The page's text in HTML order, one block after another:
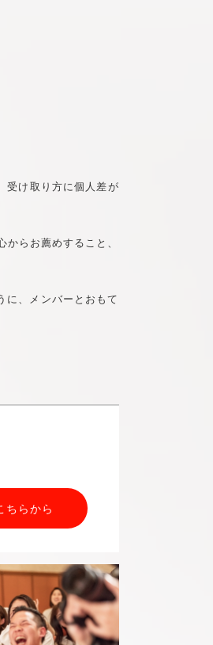
受け取り方に個人差が
らお薦めすること、
に、メンバーとおもて
ちらから